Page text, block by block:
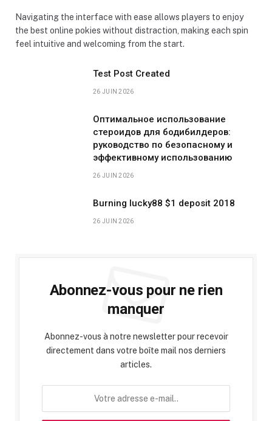
Navigating the interface with ease allows players to enjoy
the best online pokies without distraction, making each spin
feel intuitive and welcoming from the start.
Test Post Created
26 JUIN 2026
Оптимальное использование
стероидов для бодибилдеров:
руководство по безопасному и
эффективному использованию
26 JUIN 2026
Burning lucky88 $1 deposit 2018
26 JUIN 2026
Abonnez-vous pour ne rien
manquer
Abonnez-vous à notre newsletter pour recevoir
directement dans votre boîte mail nos derniers
articles.